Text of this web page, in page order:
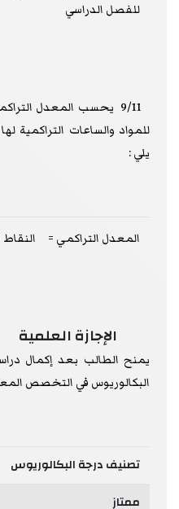
للفصل الدراسي
9/11 يحسب المعدل
للمواد والساعات التراكمية
يلي :
المعدل التراكمي = النقاط
الإجازة العلمية
يمنح الطالب بعد إكمال
البكالوريوس في التخصص
تصنيف درجة البكالوريوس
ممتاز